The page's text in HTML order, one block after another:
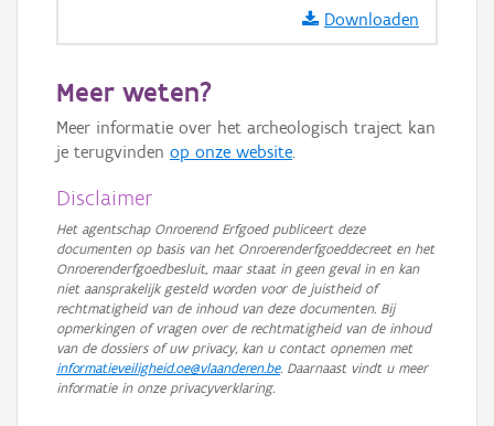
Downloaden
Meer weten?
Meer informatie over het archeologisch traject kan
je terugvinden op onze website.
Disclaimer
Het agentschap Onroerend Erfgoed publiceert deze
documenten op basis van het Onroerenderfgoeddecreet en het
Onroerenderfgoedbesluit, maar staat in geen geval in en kan
niet aansprakelijk gesteld worden voor de juistheid of
rechtmatigheid van de inhoud van deze documenten. Bij
opmerkingen of vragen over de rechtmatigheid van de inhoud
van de dossiers of uw privacy, kan u contact opnemen met
informatieveiligheid.oe@vlaanderen.be. Daarnaast vindt u meer
informatie in onze privacyverklaring.